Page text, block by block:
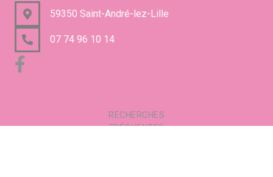
59350 Saint-André-lez-Lille
07 74 96 10 14
RECHERCHES
FRÉQUENTES